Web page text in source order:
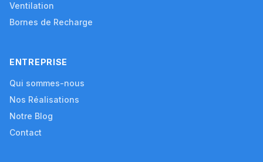
Ventilation
Bornes de Recharge
ENTREPRISE
Qui sommes-nous
Nos Réalisations
Notre Blog
Contact